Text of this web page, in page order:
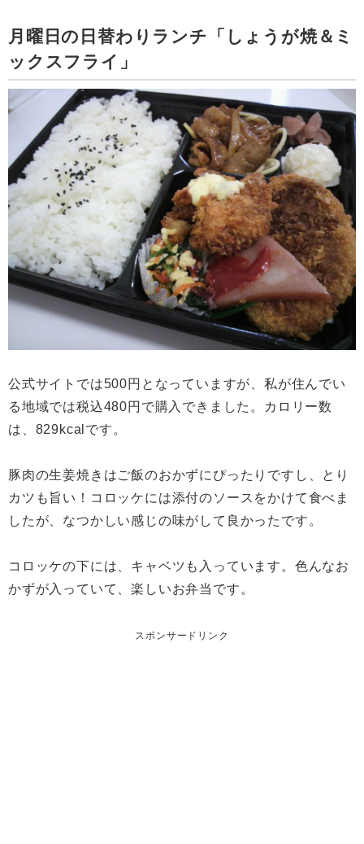
月曜日の日替わりランチ「しょうが焼＆ミ
ックスフライ」
公式サイトでは500円となっていますが、私が住んでい
る地域では税込480円で購入できました。カロリー数
は、829kcalです。
豚肉の生姜焼きはご飯のおかずにぴったりですし、とり
カツも旨い！コロッケには添付のソースをかけて食べま
したが、なつかしい感じの味がして良かったです。
コロッケの下には、キャベツも入っています。色んなお
かずが入っていて、楽しいお弁当です。
スポンサードリンク